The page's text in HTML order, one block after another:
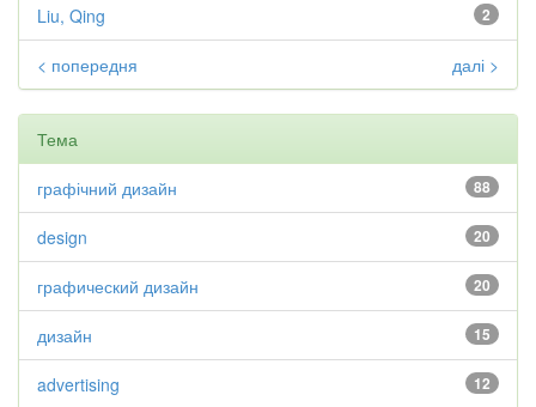
2
Liu, Qing
< попередня далі >
Тема
88
графічний дизайн
20
design
20
графический дизайн
15
дизайн
12
advertising